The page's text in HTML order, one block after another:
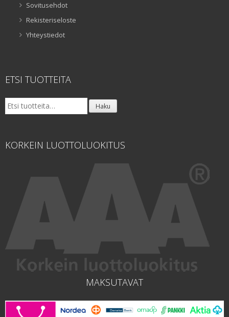
Sovitusehdot
Rekisteriseloste
Yhteystiedot
ETSI TUOTTEITA
Etsi: Haku
KORKEIN LUOTTOLUOKITUS
MAKSUTAVAT